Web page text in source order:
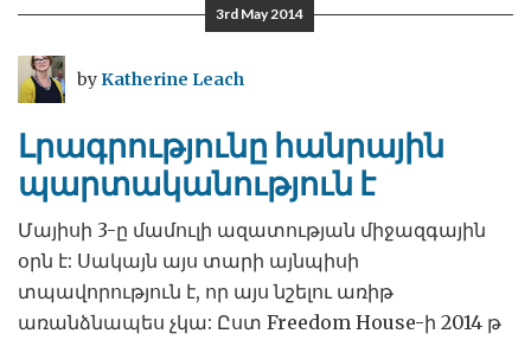
3rd May 2014
byKatherine Leach
Լրագրությունը հանրային
պարտականություն է
Մայիսի 3-ը մամուլի ազատության միջազգային
օրն է: Սակայն այս տարի այնպիսի
տպավորություն է, որ այս նշելու առիթ
առանձնապես չկա: Ըստ Freedom House-ի 2014 թ